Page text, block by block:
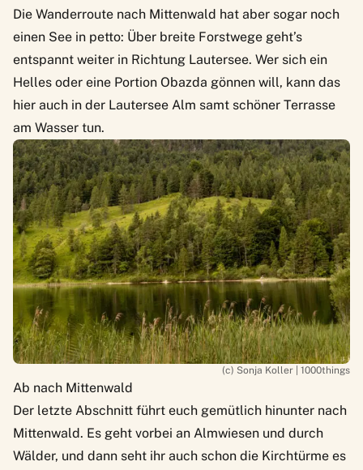
Die Wanderroute nach Mittenwald hat aber sogar noch
einen See in petto: Über breite Forstwege geht’s
entspannt weiter in Richtung Lautersee. Wer sich ein
Helles oder eine Portion Obazda gönnen will, kann das
hier auch in der Lautersee Alm samt schöner Terrasse
am Wasser tun.
(c) Sonja Koller | 1000things
Ab nach Mittenwald
Der letzte Abschnitt führt euch gemütlich hinunter nach
Mittenwald. Es geht vorbei an Almwiesen und durch
Wälder, und dann seht ihr auch schon die Kirchtürme es